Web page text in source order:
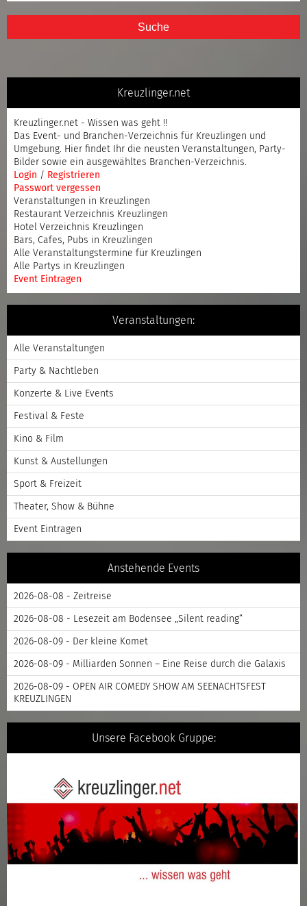
Suche
Kreuzlinger.net
Kreuzlinger.net - Wissen was geht !!
Das Event- und Branchen-Verzeichnis für Kreuzlingen und
Umgebung. Hier findet Ihr die neusten Veranstaltungen, Party-
Bilder sowie ein ausgewähltes Branchen-Verzeichnis.
Login / Registrieren
Passwort vergessen
Veranstaltungen in Kreuzlingen
Restaurant Verzeichnis Kreuzlingen
Hotel Verzeichnis Kreuzlingen
Bars, Cafes, Pubs in Kreuzlingen
Alle Veranstaltungstermine für Kreuzlingen
Alle Partys in Kreuzlingen
Event Eintragen
Veranstaltungen:
Alle Veranstaltungen
Party & Nachtleben
Konzerte & Live Events
Festival & Feste
Kino & Film
Kunst & Austellungen
Sport & Freizeit
Theater, Show & Bühne
Event Eintragen
Anstehende Events
2026-08-08 - Zeitreise
2026-08-08 - Lesezeit am Bodensee „Silent reading“
2026-08-09 - Der kleine Komet
2026-08-09 - Milliarden Sonnen – Eine Reise durch die Galaxis
2026-08-09 - OPEN AIR COMEDY SHOW AM SEENACHTSFEST
KREUZLINGEN
Unsere Facebook Gruppe: